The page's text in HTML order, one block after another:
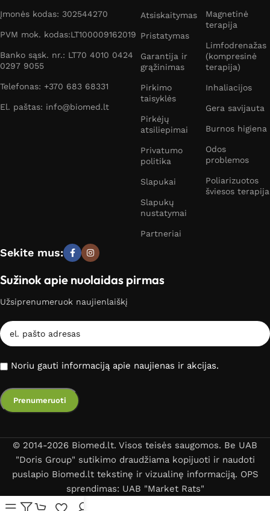
Įmonės kodas: 302544270
PVM mok. kodas:LT100009162019
Banko sąsk. nr.: LT70 4010 0424
0297 9055
Telefonas: +370 683 68331
El. paštas: info@biomed.lt
Atsiskaitymas
Pristatymas
Garantija ir
grąžinimas
Pirkimo
taisyklės
Pirkėjų
atsiliepimai
Privatumo
politika
Slapukai
Slapukų
nustatymai
Partneriai
Magnetinė
terapija
Limfodrenažas
(kompresinė
terapija)
Inhaliacijos
Gera savijauta
Burnos higiena
Odos
problemos
Poliarizuotos
šviesos terapija
Sekite mus:
Sužinok apie nuolaidas pirmas
Užsiprenumeruok naujienlaiškį
Noriu gauti informaciją apie naujienas ir akcijas.
© 2014-2026 Biomed.lt. Visos teisės saugomos. Be UAB
"Doris Group" sutikimo draudžiama kopijuoti ir naudoti
puslapio Biomed.lt tekstinę ir vizualinę informaciją. OPS
sprendimas: UAB "Market Rats"